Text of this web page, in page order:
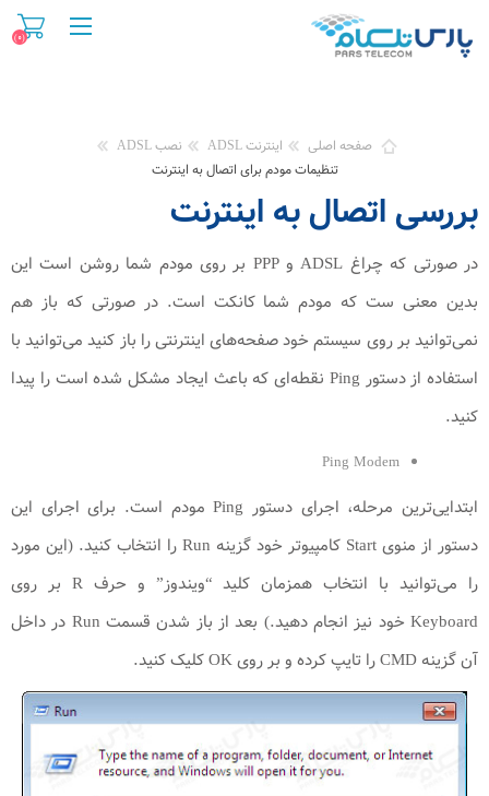
(۰)
صفحه اصلی اینترنت ADSL
نصب ADSL
تنظیمات مودم برای اتصال به اینترنت
بررسی اتصال به اینترنت
در صورتی که چراغ ADSL و PPP بر روی مودم شما روشن است این
بدین معنی ست که مودم شما کانکت است. در صورتی که باز هم
نمی‌توانید بر روی سیستم خود صفحه‌های اینترنتی را باز کنید می‌توانید با
استفاده از دستور Ping نقطه‌ای که باعث ایجاد مشکل شده است را پیدا
کنید.
Ping Modem
ابتدایی‌ترین مرحله، اجرای دستور Ping مودم است. برای اجرای این
دستور از منوی Start کامپیوتر خود گزینه Run را انتخاب کنید. (این مورد
را می‌توانید با انتخاب همزمان کلید “ویندوز” و حرف R بر روی
Keyboard خود نیز انجام دهید.) بعد از باز شدن قسمت Run در داخل
آن گزینه CMD را تایپ کرده و بر روی OK کلیک کنید.